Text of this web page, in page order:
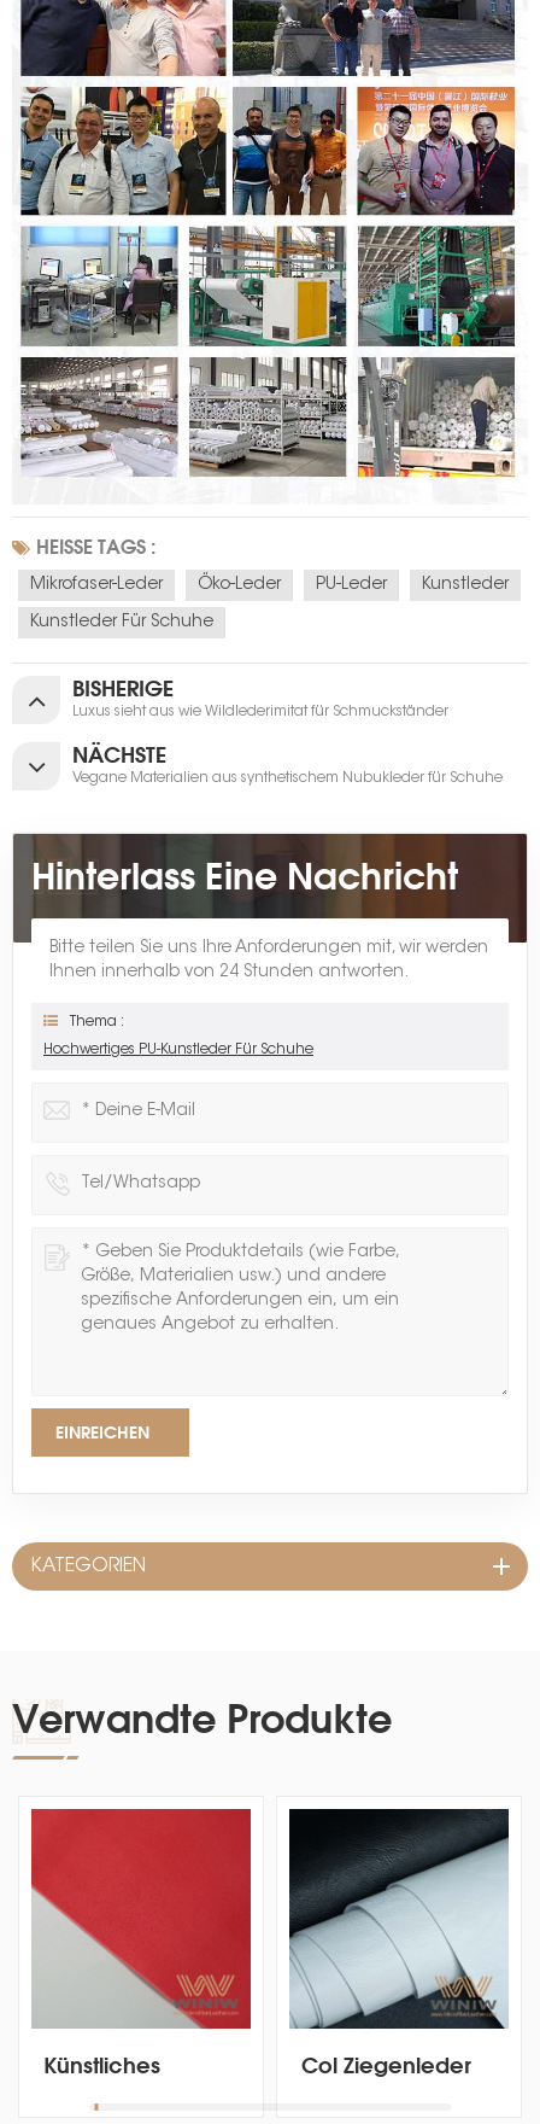
HEISSE TAGS :
Mikrofaser-Leder Öko-Leder PU-Leder Kunstleder
Kunstleder Für Schuhe
BISHERIGE
Luxus sieht aus wie Wildlederimitat für Schmuckständer
NÄCHSTE
Vegane Materialien aus synthetischem Nubukleder für Schuhe
Hinterlass Eine Nachricht
Bitte teilen Sie uns Ihre Anforderungen mit, wir werden
Ihnen innerhalb von 24 Stunden antworten.
Thema :
Hochwertiges PU-Kunstleder Für Schuhe
EINREICHEN
KATEGORIEN
Verwandte Produkte
Künstliches
Col Ziegenleder